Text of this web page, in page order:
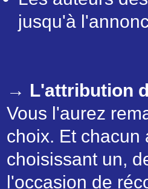
jusqu'à
→ L'attribution
Vous l'aurez
choix. Et chacun
choisissant un,
l'occasion de